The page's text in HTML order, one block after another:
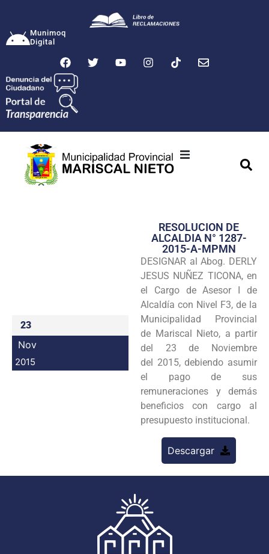
Munimoq
Digital
Transparencia
Seguridad
Programas
Intranet
23
Nov
2015
RESOLUCION DE
ALCALDIA N° 1287-
2015-A-MPMN
DESIGNAR al Abog. DERLY
JESUS NUÑEZ TICONA, en
el Cargo de Asesor I de
Alcaldía con Nivel F3, de la
Municipalidad Provincial
de Mariscal Nieto, a partir
del 23 de Noviembre
del 2015, debiendo asumir
el pago de sus
remuneraciones y demás
beneficios con cargo al
presupuesto institucional.
Descargar